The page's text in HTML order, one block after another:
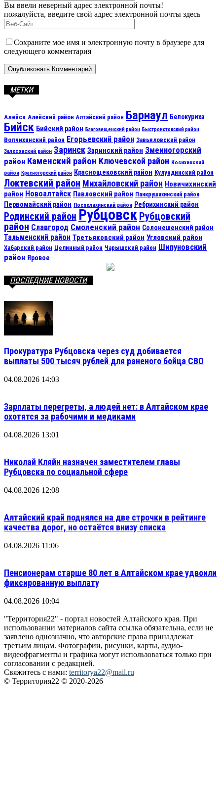
Вы ввели неверный адрес электронной почты!
пожалуйста, введите свой адрес электронной почты здесь
Сохраните мое имя и электронную почту в браузере для
следующего комментария
МЕТКИ
Алейск Алейский район Алтайский район Барнаул Белокуриха
Бийск Бийский район Благовещенский район Быстроистокский район
Волчихинский район Егорьевский район Завьяловский район
Залесовский район Заринск Заринский район Змеиногорский
район Каменский район Ключевской район Косихинский
район Красногорский район Краснощековский район Кулундинский район
Локтевский район Михайловский район Новичихинский
район Новоалтайск Павловский район Панкрушихинский район
Первомайский район Поспелихинский район Ребрихинский район
Родинский район Рубцовск Рубцовский
район Славгород Смоленский район Солонешенский район
Тальменский район Третьяковский район Угловский район
Хабарский район Целинный район Чарышский район Шипуновский
район Яровое
ПОСЛЕДНИЕ НОВОСТИ
Прокуратура Рубцовска через суд добивается
выплаты 500 тысяч рублей для раненого бойца СВО
04.08.2026 14:03
Зарплаты перегреты, а людей нет: в Алтайском крае
охотятся за рабочими и медиками
04.08.2026 13:01
Николай Кляйн назначен заместителем главы
Рубцовска по социальной сфере
04.08.2026 12:08
Алтайский край поднялся на две строчки в рейтинге
качества дорог, но остаётся внизу списка
04.08.2026 11:06
Пенсионерам старше 80 лет в Алтайском крае удвоили
фиксированную выплату
04.08.2026 10:04
"Территория22" - портал новостей Алтайского края. При
использовании материалов сайта ссылка обязательна, если не
заявлено однозначно, что авторские права принадлежат
третьим лицам. Фотографии, рисунки, карты, аудио-
видеофрагменты и графика могут использоваться только при
согласовании с редакцией.
Свяжитесь с нами: territorya22@mail.ru
© Территория22 © 2020-2026